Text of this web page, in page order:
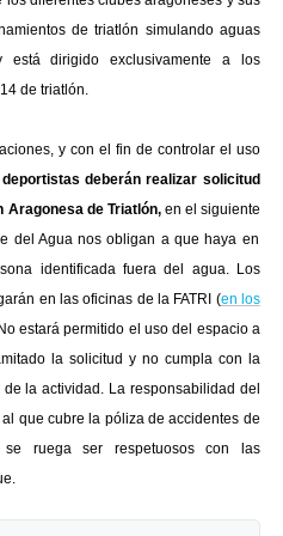
de triatlón simulando aguas
está dirigido exclusivamente a los
de triatlón.
y con el fin de controlar el uso
deberán realizar solicitud
Aragonesa de Triatlón,en el siguiente
del Agua nos obligan a que haya en
identificada fuera del agua. Los
en las oficinas de la FATRI (en los
estará permitido el uso del espacio a
la solicitud y no cumpla con la
la actividad. La responsabilidad del
que cubre la póliza de accidentes de
se ruega ser respetuosos con las